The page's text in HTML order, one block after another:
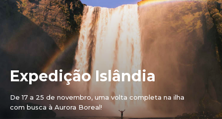
Expedição Islândia
De 17 a 25 de novembro, uma volta completa na ilha
com busca à Aurora Boreal!